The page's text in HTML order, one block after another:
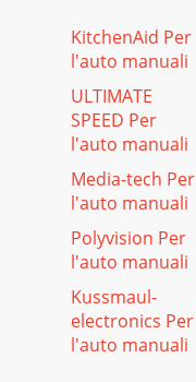
KitchenAid Per
l'auto manuali
ULTIMATE
SPEED Per
l'auto manuali
Media-tech Per
l'auto manuali
Polyvision Per
l'auto manuali
Kussmaul-
electronics Per
l'auto manuali